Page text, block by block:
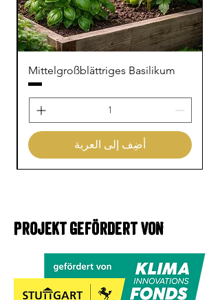
Mittelgroßblättriges Basilikum
أضِف إلى العربة
Projekt gefördert von